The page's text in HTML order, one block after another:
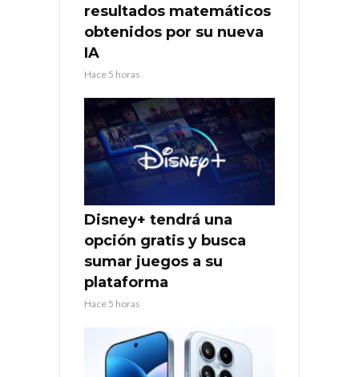
resultados matemáticos
obtenidos por su nueva
IA
Hace 5 horas
Disney+ tendrá una
opción gratis y busca
sumar juegos a su
plataforma
Hace 5 horas